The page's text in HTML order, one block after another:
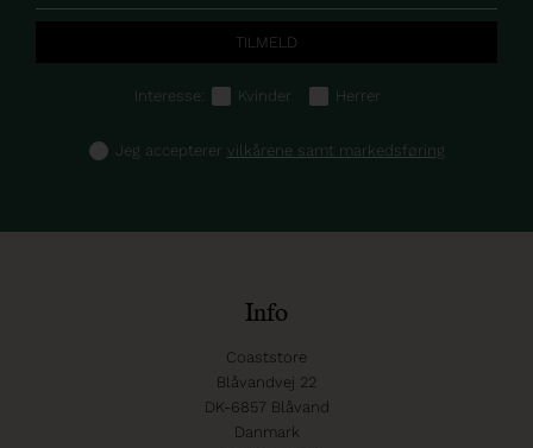
Interesse: Kvinder Herrer
Jeg accepterer vilkårene samt markedsføring
Info
Coaststore
Blåvandvej 22
DK-6857 Blåvand
Danmark